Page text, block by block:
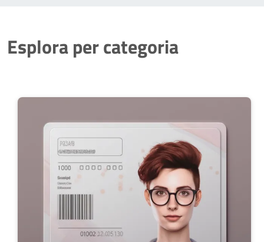
Esplora per categoria